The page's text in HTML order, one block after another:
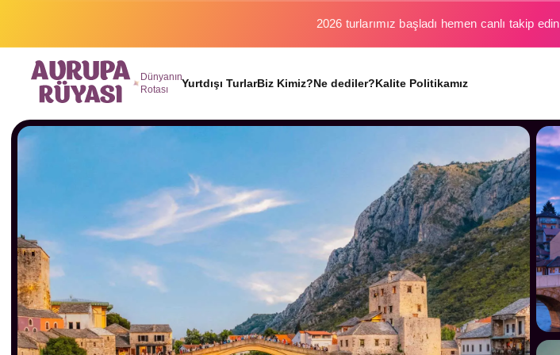
2026 turlarımız başladı hemen canlı takip edin.
Dünyanın
Rotası
Yurtdışı TurlarBiz Kimiz?Ne dediler?Kalite Politikamız